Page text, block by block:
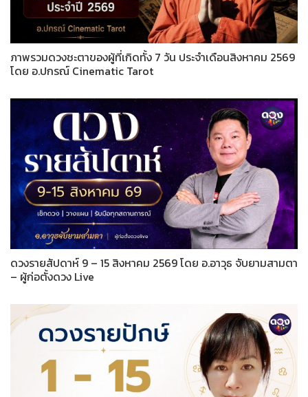
ภาพรวมดวงชะตาของผู้ที่เกิดทั้ง 7 วัน ประจำเดือนสิงหาคม 2569
โดย อ.ปกรณ์ Cinematic Tarot
ดวงรายสัปดาห์ 9 – 15 สิงหาคม 2569 โดย อ.อาวุธ จับยามสามตา
– ผู้ก่อตั้งดวง Live